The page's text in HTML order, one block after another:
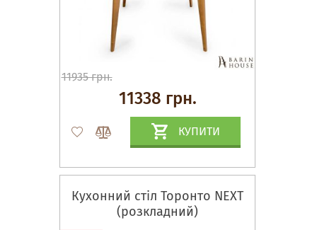
11935 грн.
11338 грн.
КУПИТИ
Кухонний стіл Торонто NEXT
(розкладний)